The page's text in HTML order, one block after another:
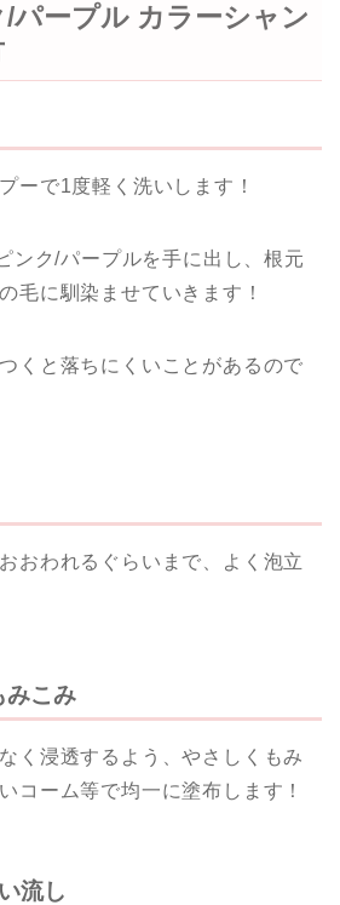
パープル カラーシャン
ーで1度軽く洗いします！
ンク/パープルを手に出し、根元
毛に馴染ませていきます！
くと落ちにくいことがあるので
おわれるぐらいまで、よく泡立
みこみ
く浸透するよう、やさしくもみ
コーム等で均一に塗布します！
流し